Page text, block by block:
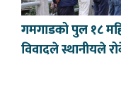
गमगाडको पुल १८
विवादले स्थानीयले